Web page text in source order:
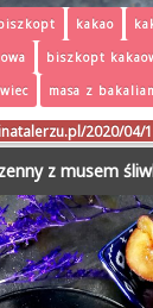
kakao
biszkopt
masa z
2020/04/
z musem